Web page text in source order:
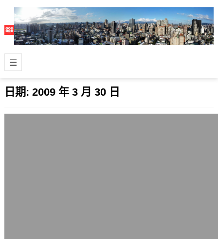
日期: 2009 年 3 月 30 日